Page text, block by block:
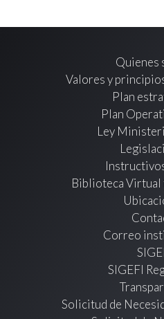
Quienes
Valores y
Plan
Plan
Ley
Biblioteca Virtual
Correo
SIGEFI
Solicitud de